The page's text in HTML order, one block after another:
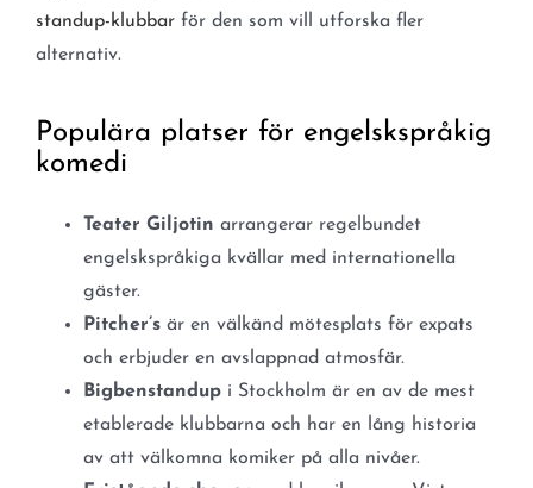
standup-klubbarför den som vill utforska fler
alternativ.
Populära platser för engelskspråkig
komedi
Teater Giljotin arrangerar regelbundet
engelskspråkiga kvällar med internationella
gäster.
Pitcher’sär en välkänd mötesplats för expats
och erbjuder en avslappnad atmosfär.
Bigbenstandupi Stockholm är en av de mest
etablerade klubbarna och har en lång historia
av att välkomna komiker på alla nivåer.